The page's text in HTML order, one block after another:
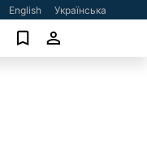
English Українська